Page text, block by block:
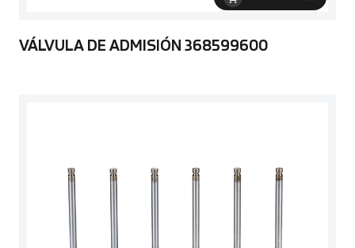
VÁLVULA DE ADMISIÓN 368599600